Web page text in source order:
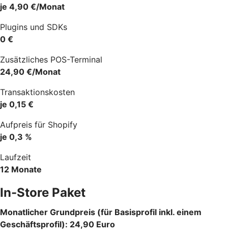
je 4,90 €/Monat
Plugins und SDKs
0 €
Zusätzliches POS-Terminal
24,90 €/Monat
Transaktionskosten
je 0,15 €
Aufpreis für Shopify
je 0,3 %
Laufzeit
12 Monate
In-Store Paket
Monatlicher Grundpreis (für Basisprofil inkl. einem
Geschäftsprofil): 24,90 Euro